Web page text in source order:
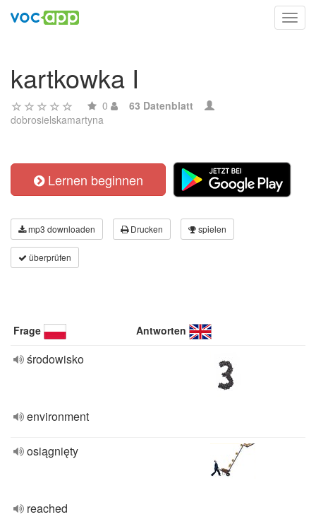
kartkowka I
0
63 Datenblatt
dobrosielskamartyna
Lernen beginnen
mp3 downloaden Drucken spielen
überprüfen
Frage Antworten
środowisko
environment
osiągnięty
reached